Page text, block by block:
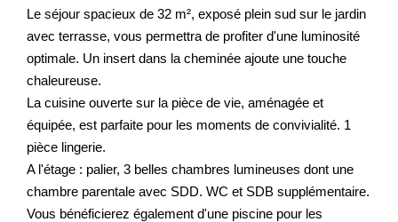
Le séjour spacieux de 32 m², exposé plein sud sur le jardin
avec terrasse, vous permettra de profiter d'une luminosité
optimale. Un insert dans la cheminée ajoute une touche
chaleureuse.
La cuisine ouverte sur la pièce de vie, aménagée et
équipée, est parfaite pour les moments de convivialité. 1
pièce lingerie.
A l'étage : palier, 3 belles chambres lumineuses dont une
chambre parentale avec SDD. WC et SDB supplémentaire.
Vous bénéficierez également d'une piscine pour les